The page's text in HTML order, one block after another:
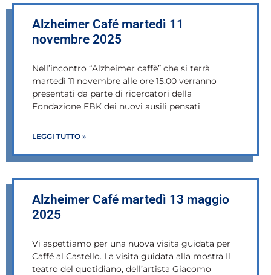
Alzheimer Café martedì 11
novembre 2025
Nell’incontro “Alzheimer caffè” che si terrà
martedì 11 novembre alle ore 15.00 verranno
presentati da parte di ricercatori della
Fondazione FBK dei nuovi ausili pensati
LEGGI TUTTO »
Alzheimer Café martedì 13 maggio
2025
Vi aspettiamo per una nuova visita guidata per
Caffé al Castello. La visita guidata alla mostra Il
teatro del quotidiano, dell’artista Giacomo